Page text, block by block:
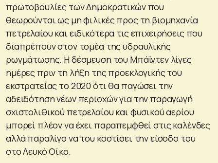
πρωτοβουλίες των Δημοκρατικών που
θεωρούνται ως μη φιλικές προς τη βιομηχανία
πετρελαίου και ειδικότερα τις επιχειρήσεις που
διαπρέπουν στον τομέα της υδραυλικής
ρωγμάτωσης. Η δέσμευση του Μπάϊντεν λίγες
ημέρες πριν τη λήξη της προεκλογικής του
εκστρατείας το 2020 ότι θα παγώσει την
αδειδότηση νέων περιοχών για την παραγωγή
σχιστολιθικού πετρελαίου και φυσικού αερίου
μπορεί πλέον να έχει παραπεμφθεί στις καλένδες
αλλά παραλίγο να του κοστίσει την είσοδο του
στο Λευκό Οίκο.